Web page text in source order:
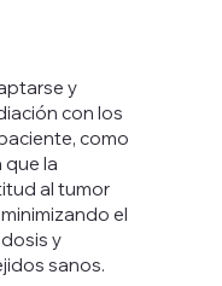
y
con los
como
que la
al tumor
el
y
sanos.